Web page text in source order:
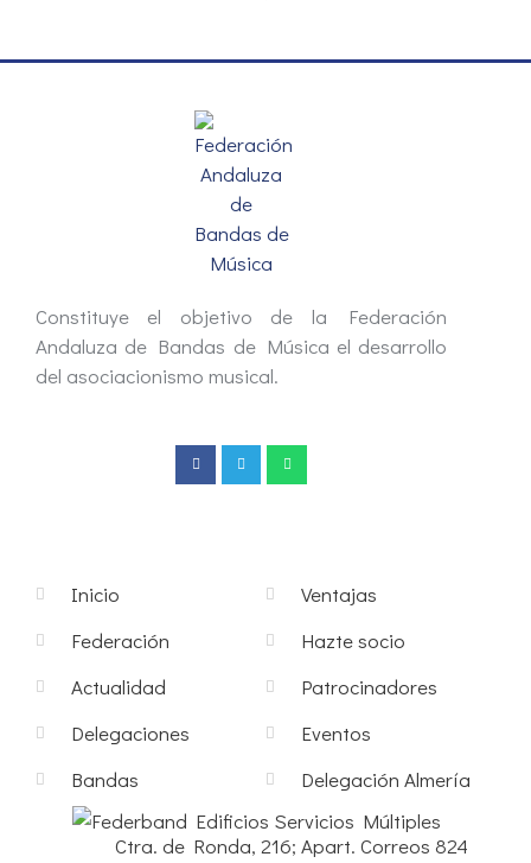
Constituye el objetivo de la Federación
Andaluza de Bandas de Música el desarrollo
del asociacionismo musical.
Inicio
Federación
Actualidad
Delegaciones
Bandas
Ventajas
Hazte socio
Patrocinadores
Eventos
Delegación Almería
Edificios Servicios Múltiples
Ctra. de Ronda, 216; Apart. Correos 824